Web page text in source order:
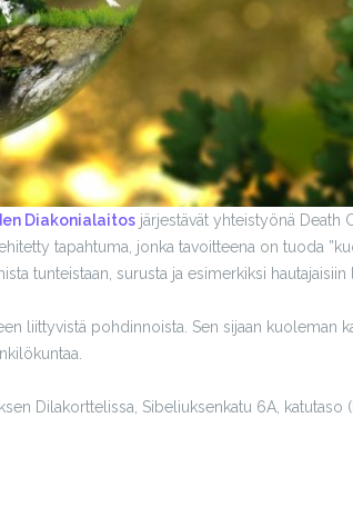
Diakonialaitos järjestävät yhteistyönä Death
tapahtuma, jonka tavoitteena on tuoda
tunteistaan, surusta ja esimerkiksi
liittyvistä pohdinnoista. Sen sijaan kuoleman
Dilakorttelissa, Sibeliuksenkatu 6A, katutaso